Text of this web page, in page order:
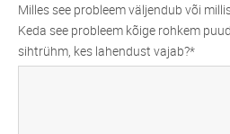
Milles see probleem väljendub või
Keda see probleem kõige rohkem
sihtrühm, kes lahendust vajab?